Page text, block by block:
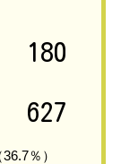
180
627
36.7％）